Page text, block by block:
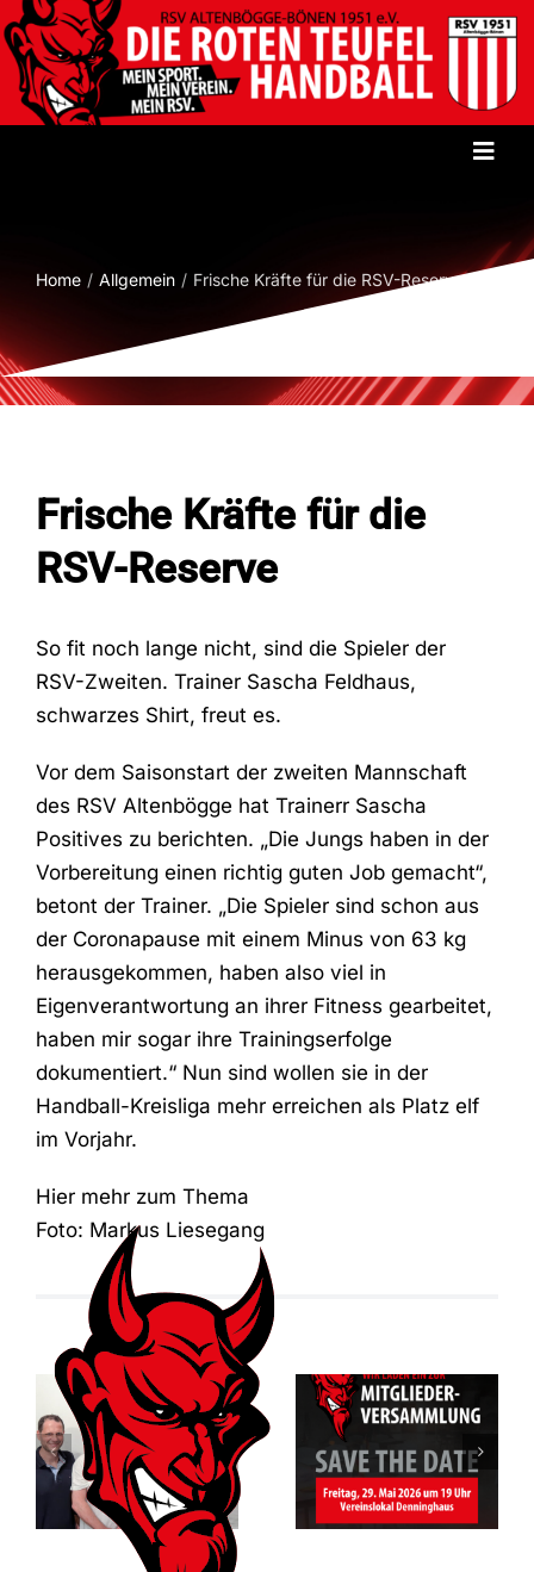
Zum
Inhalt
springen
Herren
Jugend
Trainingszeiten
Kontakt
Home Allgemein Frische Kräfte für die RSV-Reserve
Frische Kräfte für die
RSV-Reserve
So fit noch lange nicht, sind die Spieler der
RSV-Zweiten. Trainer Sascha Feldhaus,
schwarzes Shirt, freut es.
Vor dem Saisonstart der zweiten Mannschaft
des RSV Altenbögge hat Trainerr Sascha
Positives zu berichten. „Die Jungs haben in der
Vorbereitung einen richtig guten Job gemacht“,
betont der Trainer. „Die Spieler sind schon aus
der Coronapause mit einem Minus von 63 kg
herausgekommen, haben also viel in
Eigenverantwortung an ihrer Fitness gearbeitet,
haben mir sogar ihre Trainingserfolge
dokumentiert.“ Nun sind wollen sie in der
Handball-Kreisliga mehr erreichen als Platz elf
im Vorjahr.
Hier mehr zum Thema
Foto: Markus Liesegang
Vorfreude auf
das Jubiläum
des RSV
Altenbögge-
Bönen 1951
e.V.